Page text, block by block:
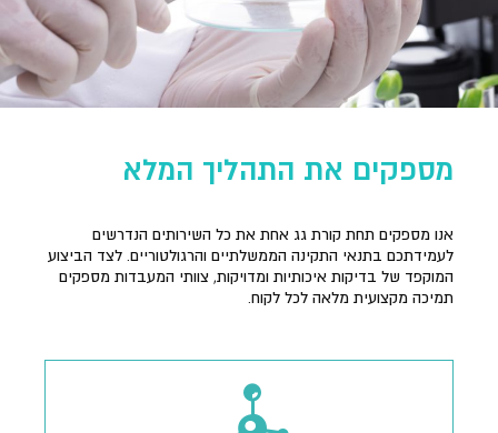
מספקים את התהליך המלא
אנו מספקים תחת קורת גג אחת את כל השירותים הנדרשים
לעמידתכם בתנאי התקינה הממשלתיים והרגולטוריים. לצד הביצוע
המוקפד של בדיקות איכותיות ומדויקות, צוותי המעבדות מספקים
תמיכה מקצועית מלאה לכל לקוח.